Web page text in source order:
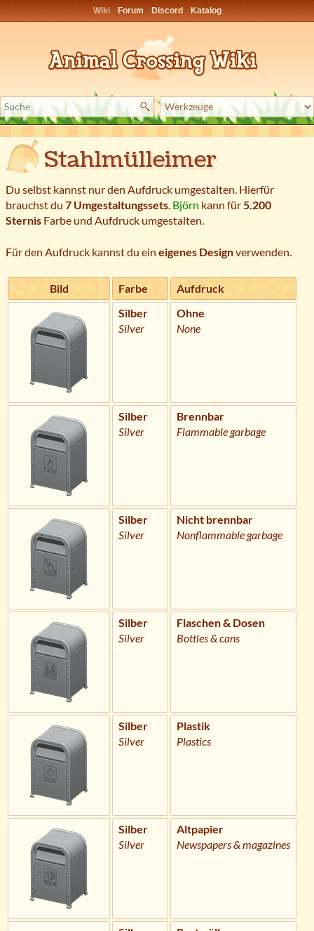
Wiki Forum Discord Katalog
Stahlmülleimer
Du selbst kannst nur den Aufdruck umgestalten. Hierfür
brauchst du 7 Umgestaltungssets. Björn kann für5.200
Sternis Farbe und Aufdruck umgestalten.
Für den Aufdruck kannst du ein eigenes Designverwenden.
Bild Farbe
Aufdruck
Silber
Silver
Ohne
None
Silber
Silver
Brennbar
Flammable garbage
Silber
Silver
Nicht brennbar
Nonflammable garbage
Silber
Silver
Flaschen & Dosen
Bottles & cans
Silber
Silver
Plastik
Plastics
Silber
Silver
Altpapier
Newspapers & magazines